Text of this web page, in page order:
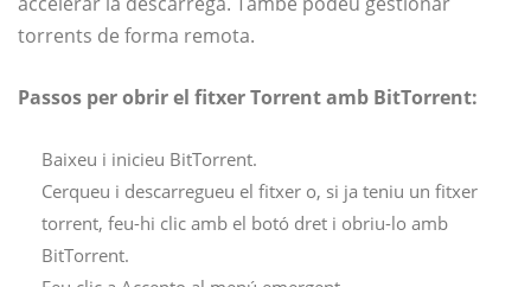
torrents de forma remota.
Passos per obrir el fitxer Torrent amb BitTorrent:
Baixeu i inicieu BitTorrent.
Cerqueu i descarregueu el fitxer o, si ja teniu un fitxer
torrent, feu-hi clic amb el botó dret i obriu-lo amb
BitTorrent.